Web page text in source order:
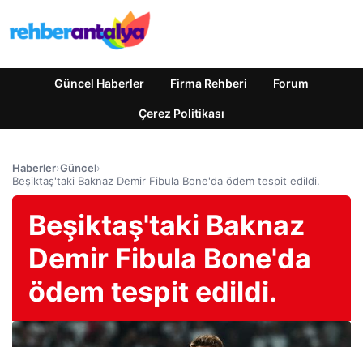
Güncel Haberler Firma Rehberi Forum
Çerez Politikası
Haberler›Güncel›
Beşiktaş'taki Baknaz Demir Fibula Bone'da ödem tespit edildi.
Beşiktaş'taki Baknaz
Demir Fibula Bone'da
ödem tespit edildi.